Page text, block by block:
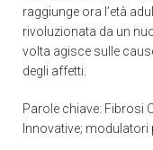
raggiunge ora l’età
rivoluzionata da un
volta agisce sulle
degli affetti.
Parole chiave: Fibrosi
Innovative; modulatori